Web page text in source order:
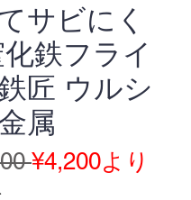
サビにく
鉄フライ
匠 ウルシ
属
通
¥4,200より